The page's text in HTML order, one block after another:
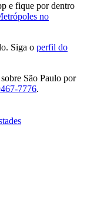
e fique por dentro
no
Siga o perfil do
São Paulo por
7776.